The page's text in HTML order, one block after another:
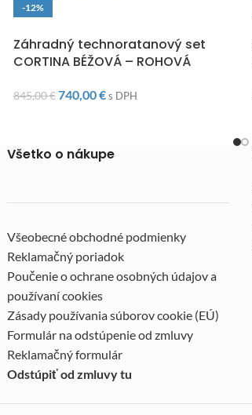
-12%
Záhradný technoratanový set
CORTINA BÉŽOVÁ – ROHOVÁ
845,00€ 740,00€ s DPH
Všetko o nákupe
Všeobecné obchodné podmienky
Reklamačný poriadok
Poučenie o ochrane osobných údajov a
používaní cookies
Zásady používania súborov cookie (EÚ)
Formulár na odstúpenie od zmluvy
Reklamačný formulár
Odstúpiť od zmluvy tu